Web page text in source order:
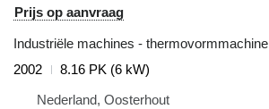
Prijs op aanvraag
Industriële machines - thermovormmachine
2002
8.16 PK (6 kW)
Nederland, Oosterhout